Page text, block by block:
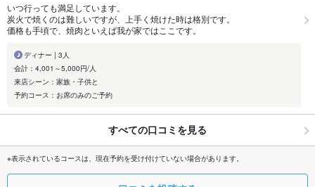
いつ行っても満足しています。
炭火で焼くのは難しいですが、上手く焼けた時は格別です。
価格も手頃で、焼肉といえば我が家ではここです。
ディナー | 3人
会計：4,001～5,000円/人
来店シーン：家族・子供と
予約コース：お席のみのご予約
すべての口コミを見る
※表示されているコースは、現在予約を受け付けていない場合があります。